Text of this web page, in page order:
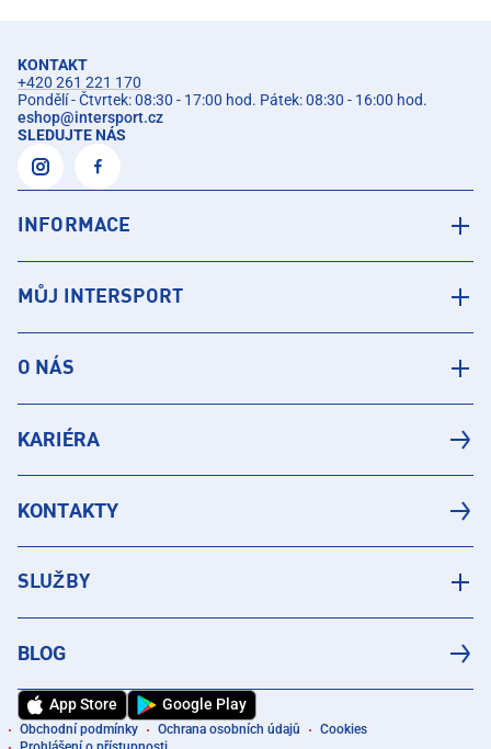
KONTAKT
+420 261 221 170
Pondělí - Čtvrtek: 08:30 - 17:00 hod. Pátek: 08:30 - 16:00 hod.
eshop@intersport.cz
SLEDUJTE NÁS
INFORMACE
MŮJ INTERSPORT
O NÁS
KARIÉRA
KONTAKTY
SLUŽBY
BLOG
App Store Google Play
Obchodní podmínky Ochrana osobních údajů
Cookies